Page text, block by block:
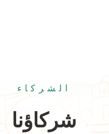
الشركاء
شركاؤنا